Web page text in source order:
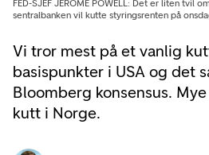
Vi tror mest på et vanlig
basispunkter i USA og det
Bloomberg konsensus.
kutt i Norge.
FED-SJEF JEROME POWELL: Det er liten tvil
sentralbanken vil kutte styringsrenten på